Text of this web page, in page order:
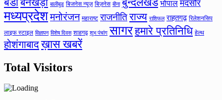
बालीबुड बिजनेस न्यूज़ बिज़नेस बीना भोपाल मंदसौर
मध्यप्रदेशमनोरंजन महाराष्ट राजनीतिराज्य राशिफल राहतगढ़ रिलेशनसिप
लाइफ स्टाइल विज्ञापन विशेष दिवस शाहगढ़ शुभ पंचांग सागरहमारे प्रतिनिधि हेल्थ
होशंगाबादख़ास खबरें
Total Visitors